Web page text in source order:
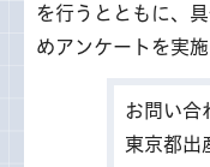
を行うとともに、
めアンケートを実施
お問い合
東京都出